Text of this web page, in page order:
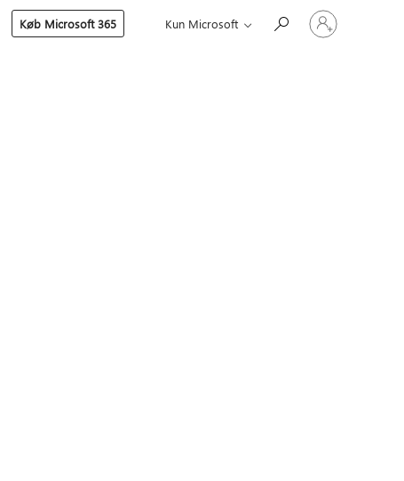
Køb Microsoft 365 Kun Microsoft
Log
på
din